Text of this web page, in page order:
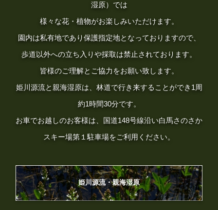
湿原）では
様々な花・植物がお楽しみいただけます。
園内は私有地であり保護指定地となっておりますので、
歩道以外への立ち入りや採取は禁止されております。
皆様のご理解とご協力をお願い致します。
姫川源流と親海湿原は、林道で行き来することができ1周
約1時間30分です。
お車でお越しのお客様は、国道148号線沿い白馬さのさか
スキー場第１駐車場をご利用ください。
姫川源流・親海湿原